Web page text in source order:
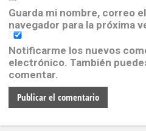
Guarda mi nombre, correo
navegador para la próxima
Notificarme los nuevos
electrónico. También
comentar.